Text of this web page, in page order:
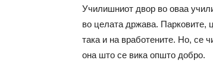
Училишниот двор во оваа
во целата држава. Парковите,
така и на вработените. Но, се
она што се вика општо добро.